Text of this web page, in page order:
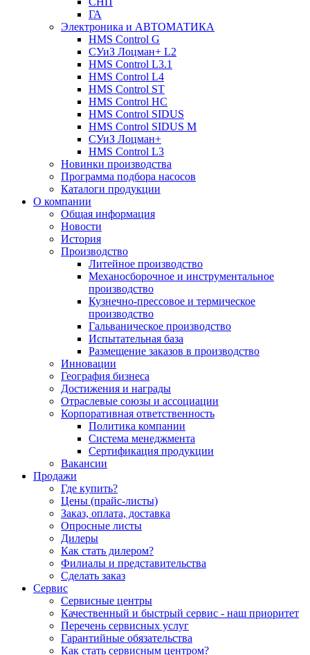
ГА
Электроника и АВТОМАТИКА
HMS Control G
СУиЗ Лоцман+ L2
HMS Control L3.1
HMS Control L4
HMS Control ST
HMS Control HC
HMS Control SIDUS
HMS Control SIDUS M
СУиЗ Лоцман+
HMS Control L3
Новинки производства
Программа подбора насосов
Каталоги продукции
О компании
Общая информация
Новости
История
Производство
Литейное производство
Механосборочное и инструментальное
производство
Кузнечно-прессовое и термическое
производство
Гальваническое производство
Испытательная база
Размещение заказов в производство
Инновации
География бизнеса
Достижения и награды
Отраслевые союзы и ассоциации
Корпоративная ответственность
Политика компании
Система менеджмента
Сертификация продукции
Вакансии
Продажи
Где купить?
Цены (прайс-листы)
Заказ, оплата, доставка
Опросные листы
Дилеры
Как стать дилером?
Филиалы и представительства
Сделать заказ
Сервис
Сервисные центры
Качественный и быстрый сервис - наш приоритет
Перечень сервисных услуг
Гарантийные обязательства
Как стать сервисным центром?